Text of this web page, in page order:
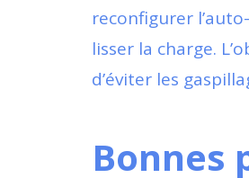
reconfigurer
lisser la charge.
d’éviter les
Bonnes